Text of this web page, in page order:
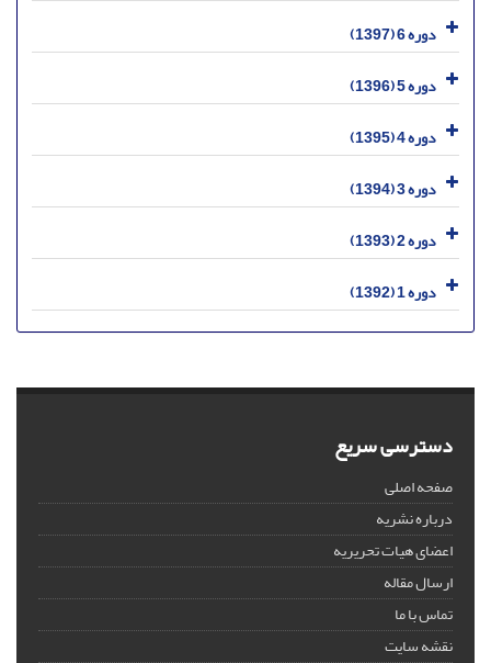
دوره 6 (1397)
دوره 5 (1396)
دوره 4 (1395)
دوره 3 (1394)
دوره 2 (1393)
دوره 1 (1392)
دسترسی سریع
صفحه اصلی
درباره نشریه
اعضای هیات تحریریه
ارسال مقاله
تماس با ما
نقشه سایت